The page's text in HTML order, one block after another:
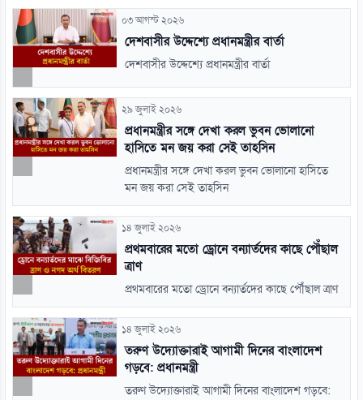
০৩ আগস্ট ২০২৬
দেশবাসীর উদ্দেশ্যে প্রধানমন্ত্রীর বার্তা
দেশবাসীর উদ্দেশ্যে প্রধানমন্ত্রীর বার্তা
২৯ জুলাই ২০২৬
প্রধানমন্ত্রীর সঙ্গে দেখা করল ভুবন ভোলানো
হাসিতে মন জয় করা সেই তাহসিন
প্রধানমন্ত্রীর সঙ্গে দেখা করল ভুবন ভোলানো হাসিতে
মন জয় করা সেই তাহসিন
১৪ জুলাই ২০২৬
প্রথমবারের মতো ড্রোনে বন্যার্তদের কাছে পৌঁছাল
ত্রাণ
প্রথমবারের মতো ড্রোনে বন্যার্তদের কাছে পৌঁছাল ত্রাণ
১৪ জুলাই ২০২৬
তরুণ উদ্যোক্তারাই আগামী দিনের বাংলাদেশ
গড়বে: প্রধানমন্ত্রী
তরুণ উদ্যোক্তারাই আগামী দিনের বাংলাদেশ গড়বে: